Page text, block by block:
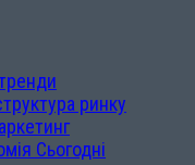
ринку
Сьогодні